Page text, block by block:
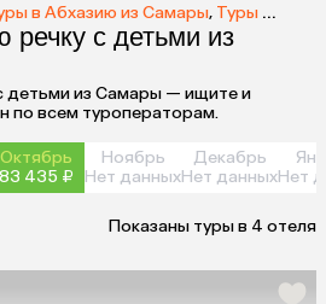
в Абхазию из Самары, Туры в Холодную речку из Самары
с детьми из
детьми из Самары — ищите и
по всем туроператорам.
Октябрь
83 435 ₽
Ноябрь
Нет данных
Декабрь
Нет данныхНет
Показаны туры в 4 отеля